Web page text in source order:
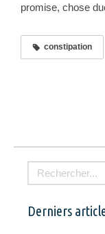
promise, chose
constipation
Rechercher
Derniers